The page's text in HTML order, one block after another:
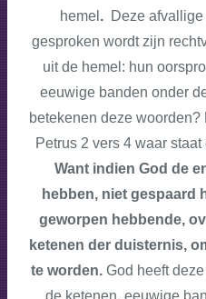
hemel . Deze
gesproken wordt zijn
uit de hemel: hun
eeuwige banden onder
betekenen deze
Petrus 2 vers 4 waar
Want indien God de
hebben, niet gespaard
geworpen hebbende,
ketenen der duisternis,
te worden.God heeft